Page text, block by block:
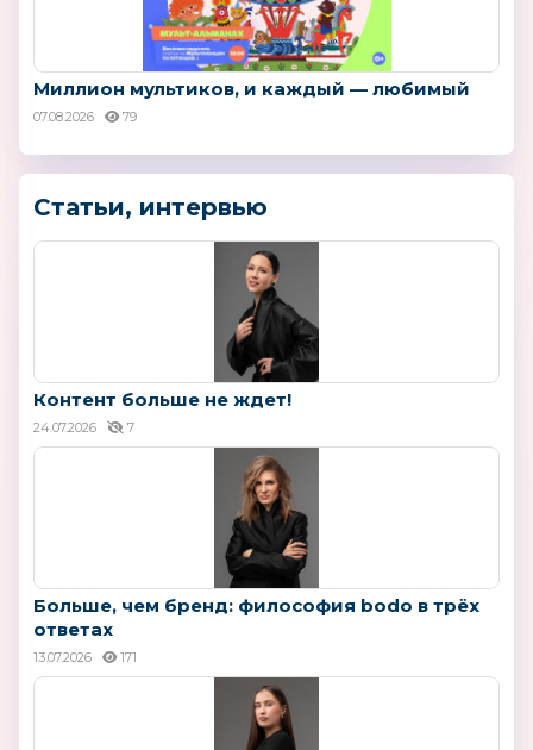
Миллион мультиков, и каждый — любимый
07.08.2026 79
Статьи, интервью
Контент больше не ждет!
24.07.2026 7
Больше, чем бренд: философия bodo в трёх
ответах
13.07.2026 171